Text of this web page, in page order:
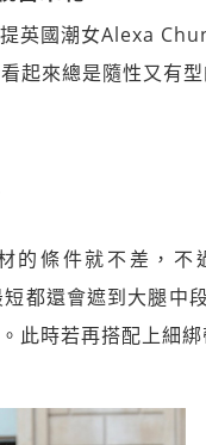
英國潮女Alexa
起來總是隨性又有
的條件就不差，
都還會遮到大腿中
此時若再搭配上細